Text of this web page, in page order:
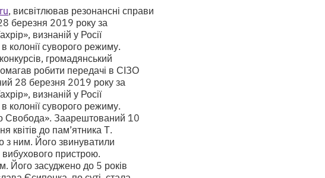
, висвітлював резонансні справи
березня 2019 року за
визнаній у Росії
колонії суворого режиму.
громадянський
робити передачі в СІЗО
28 березня 2019 року за
визнаній у Росії
колонії суворого режиму.
Свобода». Заарештований 10
квітів до пам’ятника Т.
з ним. Його звинуватили
вибухового пристрою.
Його засуджено до 5 років